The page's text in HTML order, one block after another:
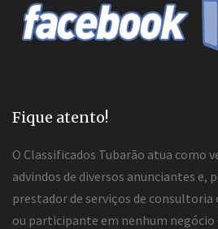
Fique atento!
O Classificados Tubarão atua como
advindos de diversos anunciantes
prestador de serviços de
ou participante em nenhum negócio